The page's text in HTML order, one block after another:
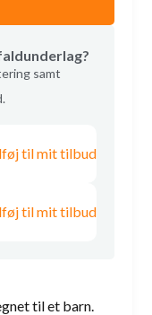
samt
til mit tilbud
til mit tilbud
til et barn.